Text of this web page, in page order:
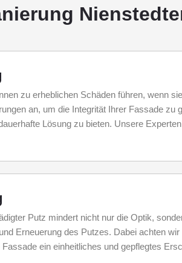
zu erheblichen Schäden führen, wenn
an, um die Integrität Ihrer Fassade
Lösung zu bieten. Unsere
Putz mindert nicht nur die Optik,
Erneuerung des Putzes. Dabei achten
ein einheitliches und gepflegtes